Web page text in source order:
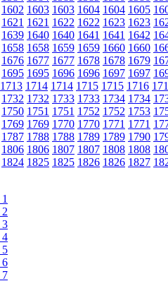
1602 1603 1603 1604 1604 1605
1621 1621 1622 1622 1623 1623
1639 1640 1640 1641 1641 1642
1658 1658 1659 1659 1660 1660
1676 1677 1677 1678 1678 1679
1695 1695 1696 1696 1697 1697
1713 1714 1714 1715 1715 1716
1732 1732 1733 1733 1734 1734
1750 1751 1751 1752 1752 1753
1769 1769 1770 1770 1771 1771
1787 1788 1788 1789 1789 1790
1806 1806 1807 1807 1808 1808
1824 1825 1825 1826 1826 1827